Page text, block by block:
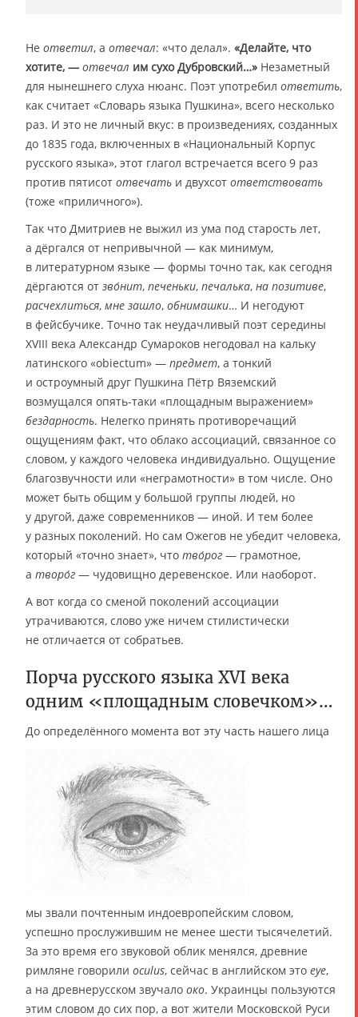
Не ответил, а отвечал: «что делал». «Делайте, что
хотите, ― отвечал им сухо Дубровский…» Незаметный
для нынешнего слуха нюанс. Поэт употребил ответить,
как считает «Словарь языка Пушкина», всего несколько
раз. И это не личный вкус: в произведениях, созданных
до 1835 года, включенных в «Национальный Корпус
русского языка», этот глагол встречается всего 9 раз
против пятисот отвечать и двухсот ответствовать
(тоже «приличного»).
Так что Дмитриев не выжил из ума под старость лет,
а дёргался от непривычной — как минимум,
в литературном языке — формы точно так, как сегодня
дёргаются от зво́нит, печеньки, печалька, на позитиве,
расчехлиться, мне зашло, обнимашки… И негодуют
в фейсбучике. Точно так неудачливый поэт середины
XVIII века Александр Сумароков негодовал на кальку
латинского «obiectum» — предмет, а тонкий
и остроумный друг Пушкина Пётр Вяземский
возмущался опять-таки «площадным выражением»
бездарность. Нелегко принять противоречащий
ощущениям факт, что облако ассоциаций, связанное со
словом, у каждого человека индивидуально. Ощущение
благозвучности или «неграмотности» в том числе. Оно
может быть общим у большой группы людей, но
у другой, даже современников — иной. И тем более
у разных поколений. Но сам Ожегов не убедит человека,
который «точно знает», что тво́рог — грамотное,
а творо́г — чудовищно деревенское. Или наоборот.
А вот когда со сменой поколений ассоциации
утрачиваются, слово уже ничем стилистически
не отличается от собратьев.
Порча русского языка XVI века
одним «площадным словечком»…
До определённого момента вот эту часть нашего лица
мы звали почтенным индоевропейским словом,
успешно прослужившим не менее шести тысячелетий.
За это время его звуковой облик менялся, древние
римляне говорили oculus, сейчас в английском это eye,
а на древнерусском звучало око. Украинцы пользуются
этим словом до сих пор, а вот жители Московской Руси